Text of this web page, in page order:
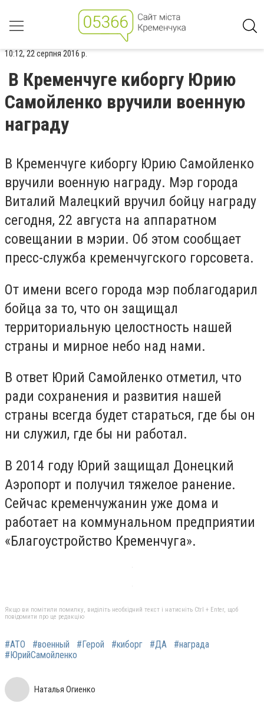
10:12, 22 серпня 2016 р.
В Кременчуге киборгу Юрию
Самойленко вручили военную
награду
В Кременчуге киборгу Юрию Самойленко
вручили военную награду. Мэр города
Виталий Малецкий вручил бойцу награду
сегодня, 22 августа на аппаратном
совещании в мэрии. Об этом сообщает
пресс-служба кременчугского горсовета.
От имени всего города мэр поблагодарил
бойца за то, что он защищал
территориальную целостность нашей
страны и мирное небо над нами.
В ответ Юрий Самойленко отметил, что
ради сохранения и развития нашей
страны всегда будет стараться, где бы он
ни служил, где бы ни работал.
В 2014 году Юрий защищал Донецкий
Аэропорт и получил тяжелое ранение.
Сейчас кременчужанин уже дома и
работает на коммунальном предприятии
«Благоустройство Кременчуга».
Якщо ви помітили помилку, виділіть необхідний текст і натисніть Ctrl + Enter, щоб
повідомити про це редакцію
#АТО #военный #Герой #киборг #ДА
#награда
#ЮрийСамойленко
Наталья Огиенко